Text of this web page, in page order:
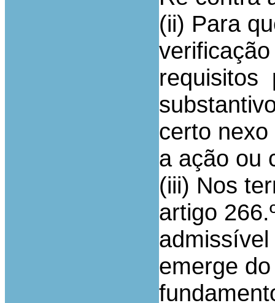
(ii) Para
requisitos
certo
a ação ou
(iii) Nos
artigo
admissível
emerge